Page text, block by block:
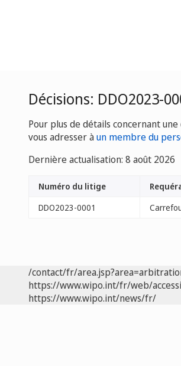
Décisions: DDO2023-
Pour plus de détails concernant
vous adresser àun membre du
Dernière actualisation: 8 août 2026
Numéro du litige
DDO2023-0001
/contact/fr/
https://www.wipo.int/fr/web/
https://www.wipo.int/news/fr/